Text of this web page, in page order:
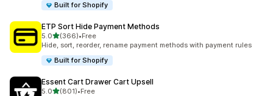
Built for Shopify
ETP Sort Hide Payment Methods
5.05つ星中
(366)
合計レビュー数：366件
•Free
Hide, sort, reorder, rename payment methods with payment rules
Built for Shopify
Essent Cart Drawer Cart Upsell
5.05つ星中
(801)•Free